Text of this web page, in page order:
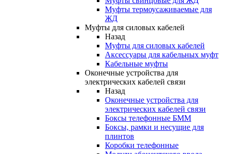
Муфты термоусаживаемые для
ЖД
Муфты для силовых кабелей
Назад
Муфты для силовых кабелей
Аксессуары для кабельных муфт
Кабельные муфты
Оконечные устройства для
электрических кабелей связи
Назад
Оконечные устройства для
электрических кабелей связи
Боксы телефонные БММ
Боксы, рамки и несущие для
плинтов
Коробки телефонные